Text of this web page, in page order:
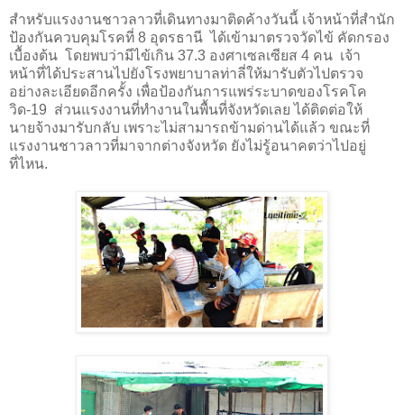
สำหรับแรงงานชาวลาวที่เดินทางมาติดค้างวันนี้ เจ้าหน้าที่สำนัก
ป้องกันควบคุมโรคที่ 8 อุดรธานี ได้เข้ามาตรวจวัดไข้ คัดกรอง
เบื้องต้น โดยพบว่ามีไข้เกิน 37.3 องศาเซลเซียส 4 คน เจ้า
หน้าที่ได้ประสานไปยังโรงพยาบาลท่าลี่ให้มารับตัวไปตรวจ
อย่างละเอียดอีกครั้ง เพื่อป้องกันการแพร่ระบาดของโรคโค
วิด-19 ส่วนแรงงานที่ทำงานในพื้นที่จังหวัดเลย ได้ติดต่อให้
นายจ้างมารับกลับ เพราะไม่สามารถข้ามด่านได้แล้ว ขณะที่
แรงงานชาวลาวที่มาจากต่างจังหวัด ยังไม่รู้อนาคตว่าไปอยู่
ที่ไหน.